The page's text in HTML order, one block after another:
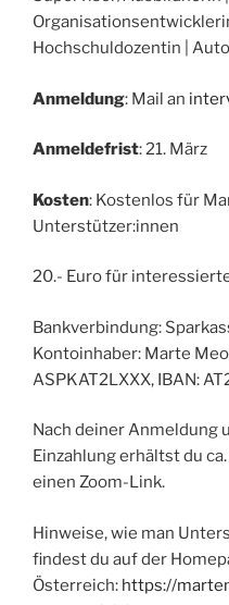
Hochschuldozentin |
Anmeldung: Mail an
Anmeldefrist: 21. März
Kosten: Kostenlos für
Unterstützer:innen
20.- Euro für
Bankverbindung:
Kontoinhaber: Marte
ASPKAT2LXXX, IBAN:
Nach deiner Anmeldung
Einzahlung erhältst du
einen Zoom-Link.
Hinweise, wie man
findest du auf der
Österreich: https://